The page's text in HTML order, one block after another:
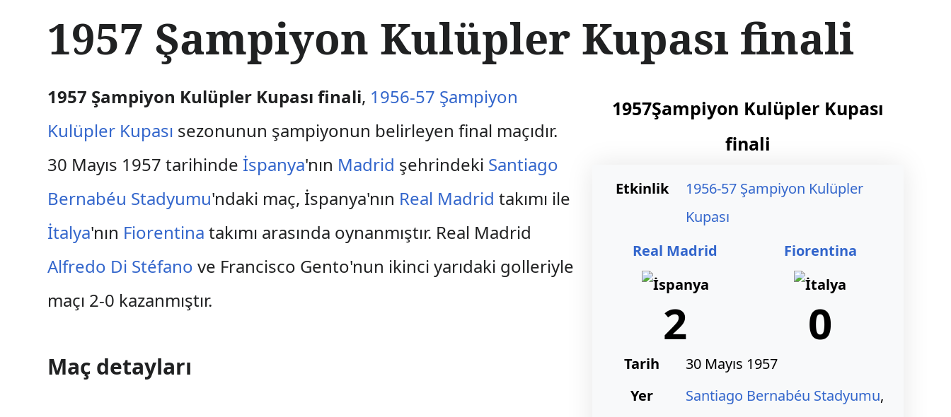
r
e
t
a
1957 Şampiyon Kulüpler Kupası finali
1957Şampiyon Kulüpler Kupası
finali
Etkinlik
1956-57 Şampiyon Kulüpler
Kupası
Real Madrid
Fiorentina
2 0
Tarih
30 Mayıs 1957
Yer
Santiago Bernabéu Stadyumu,
1957 Şampiyon Kulüpler Kupası finali, 1956-57 Şampiyon
Kulüpler Kupası sezonunun şampiyonun belirleyen final maçıdır.
30 Mayıs 1957 tarihinde İspanya'nın Madrid şehrindeki Santiago
Bernabéu Stadyumu'ndaki maç, İspanya'nın Real Madrid takımı ile
İtalya'nın Fiorentina takımı arasında oynanmıştır. Real Madrid
Alfredo Di Stéfano ve Francisco Gento'nun ikinci yarıdaki golleriyle
maçı 2-0 kazanmıştır.
Maç detayları